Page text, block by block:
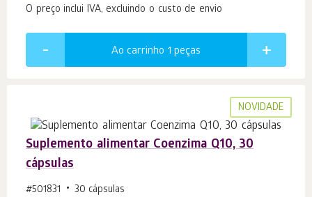
O preço inclui IVA, excluindo o custo de envio
Ao carrinho 1 peças
NOVIDADE
Suplemento alimentar Coenzima Q10, 30
cápsulas
#501831 30 cápsulas